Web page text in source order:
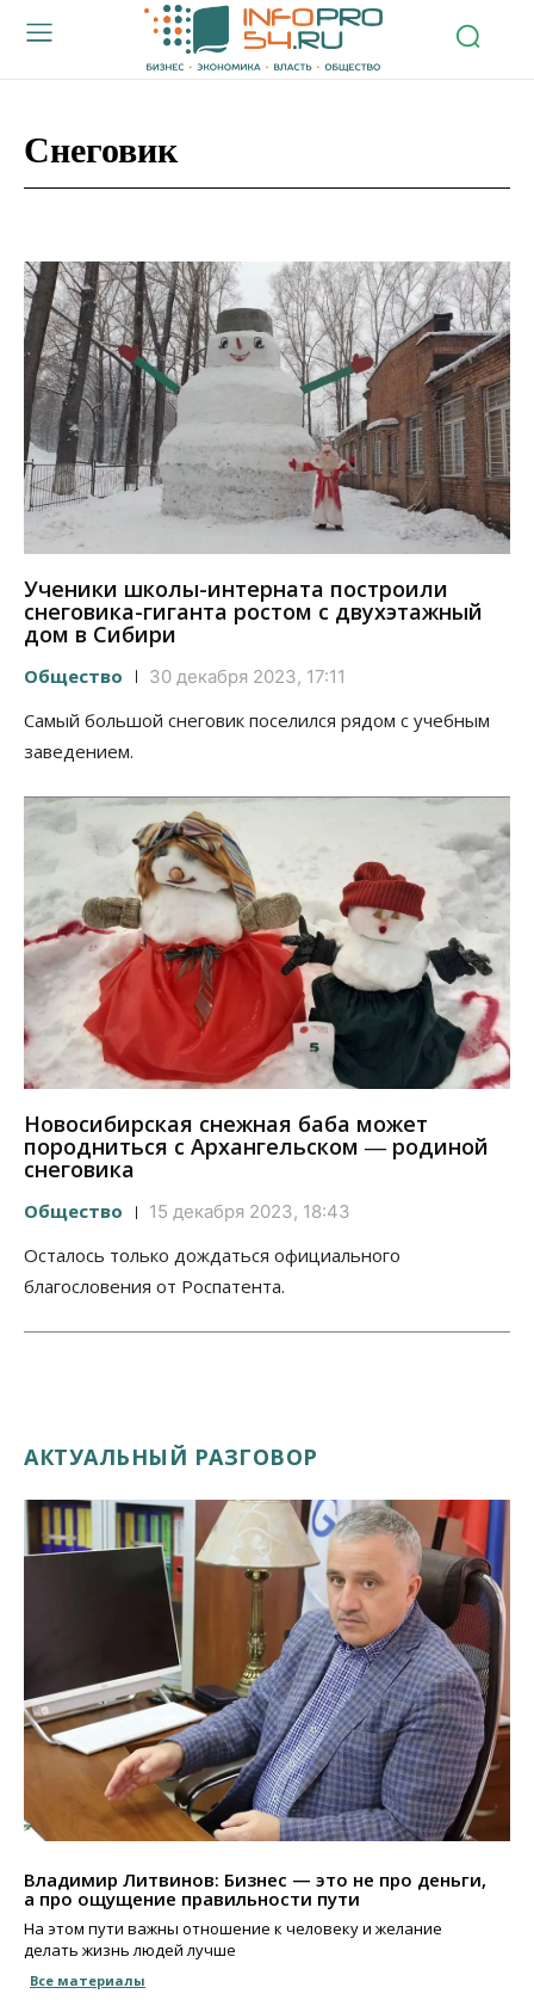
Снеговик
Ученики школы-интерната построили
снеговика-гиганта ростом с двухэтажный
дом в Сибири
Общество 30 декабря 2023, 17:11
Самый большой снеговик поселился рядом с учебным
заведением.
Новосибирская снежная баба может
породниться с Архангельском ― родиной
снеговика
Общество 15 декабря 2023, 18:43
Осталось только дождаться официального
благословения от Роспатента.
АКТУАЛЬНЫЙ РАЗГОВОР
Владимир Литвинов: Бизнес — это не про деньги,
а про ощущение правильности пути
На этом пути важны отношение к человеку и желание
делать жизнь людей лучше
Все материалы